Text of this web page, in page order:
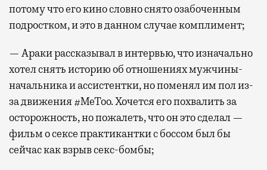
потому что его кино словно снято озабоченным
подростком, и это в данном случае комплимент;
— Араки рассказывал в интервью, что изначально
хотел снять историю об отношениях мужчины-
начальника и ассистентки, но поменял им пол из-
за движения #MeToo. Хочется его похвалить за
осторожность, но пожалеть, что он это сделал —
фильм о сексе практикантки с боссом был бы
сейчас как взрыв секс-бомбы;